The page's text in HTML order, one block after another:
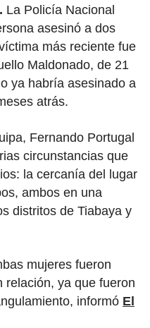
La Policía Nacional
asesinó a dos
más reciente fue
Maldonado, de 21
ya habría asesinado a
atrás.
Fernando Portugal
circunstancias que
la cercanía del lugar
ambos en una
distritos de Tiabaya y
mujeres fueron
relación, ya que fueron
informó El